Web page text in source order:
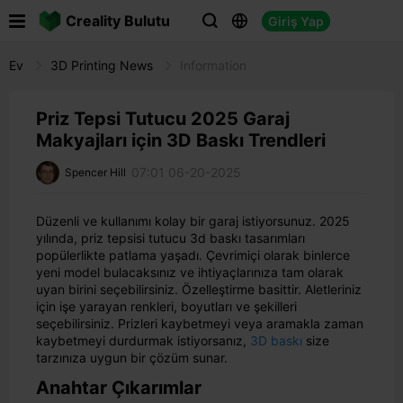
Creality Bulutu   Giriş Yap
Ev 3D Printing News
Priz Tepsi Tutucu 2025 Garaj
Makyajları için 3D Baskı Trendleri
Spencer Hill 07:01 06-20-2025
Düzenli ve kullanımı kolay bir garaj istiyorsunuz. 2025
yılında, priz tepsisi tutucu 3d baskı tasarımları
popülerlikte patlama yaşadı. Çevrimiçi olarak binlerce
yeni model bulacaksınız ve ihtiyaçlarınıza tam olarak
uyan birini seçebilirsiniz. Özelleştirme basittir. Aletleriniz
için işe yarayan renkleri, boyutları ve şekilleri
seçebilirsiniz. Prizleri kaybetmeyi veya aramakla zaman
kaybetmeyi durdurmak istiyorsanız, 3D baskı size
tarzınıza uygun bir çözüm sunar.
Anahtar Çıkarımlar